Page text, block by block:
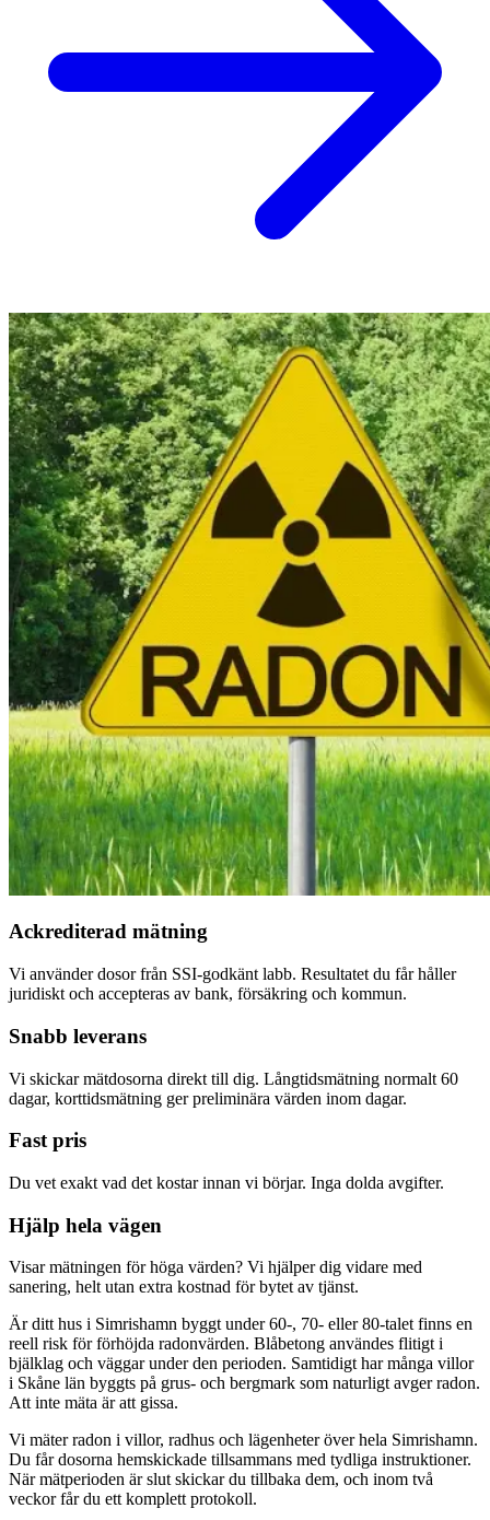
Ackrediterad mätning
Vi använder dosor från SSI-godkänt labb. Resultatet du får håller
juridiskt och accepteras av bank, försäkring och kommun.
Snabb leverans
Vi skickar mätdosorna direkt till dig. Långtidsmätning normalt 60
dagar, korttidsmätning ger preliminära värden inom dagar.
Fast pris
Du vet exakt vad det kostar innan vi börjar. Inga dolda avgifter.
Hjälp hela vägen
Visar mätningen för höga värden? Vi hjälper dig vidare med
sanering, helt utan extra kostnad för bytet av tjänst.
Är ditt hus i Simrishamn byggt under 60-, 70- eller 80-talet finns en
reell risk för förhöjda radonvärden. Blåbetong användes flitigt i
bjälklag och väggar under den perioden. Samtidigt har många villor
i Skåne län byggts på grus- och bergmark som naturligt avger radon.
Att inte mäta är att gissa.
Vi mäter radon i villor, radhus och lägenheter över hela Simrishamn.
Du får dosorna hemskickade tillsammans med tydliga instruktioner.
När mätperioden är slut skickar du tillbaka dem, och inom två
veckor får du ett komplett protokoll.